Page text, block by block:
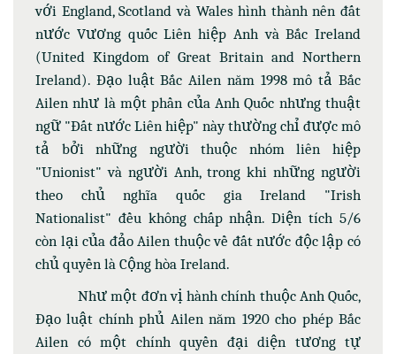
với England, Scotland và Wales hình thành nên đất
nước Vương quốc Liên hiệp Anh và Bắc Ireland
(United Kingdom of Great Britain and Northern
Ireland). Đạo luật Bắc Ailen năm 1998 mô tả Bắc
Ailen như là một phần của Anh Quốc nhưng thuật
ngữ "Đất nước Liên hiệp" này thường chỉ được mô
tả bởi những người thuộc nhóm liên hiệp
"Unionist" và người Anh, trong khi những người
theo chủ nghĩa quốc gia Ireland "Irish
Nationalist" đều không chấp nhận. Diện tích 5/6
còn lại của đảo Ailen thuộc về đất nước độc lập có
chủ quyền là Cộng hòa Ireland.
Như một đơn vị hành chính thuộc Anh Quốc,
Đạo luật chính phủ Ailen năm 1920 cho phép Bắc
Ailen có một chính quyền đại diện tương tự